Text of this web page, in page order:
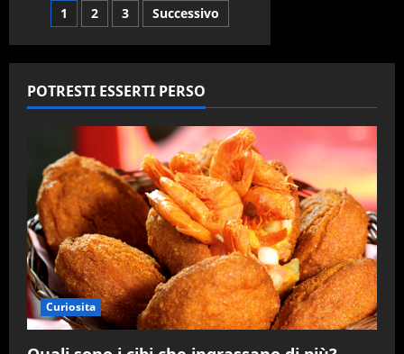
di
Raimondo
Paginazione
degli
articoli
1 2 3 Successivo
POTRESTI ESSERTI PERSO
Curiosita